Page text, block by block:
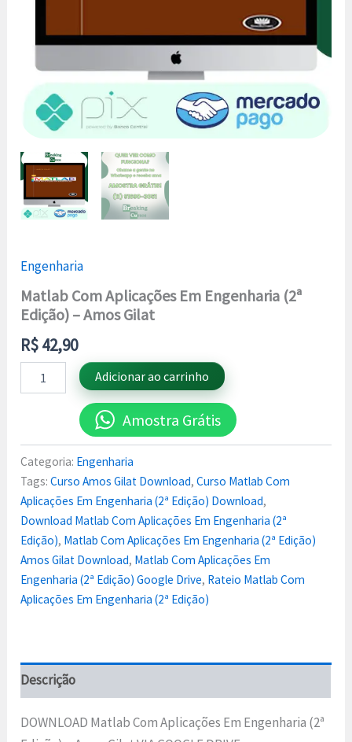
Engenharia
Matlab Com Aplicações Em Engenharia (2ª
Edição) – Amos Gilat
R$42,90
Adicionar ao carrinho
Amostra Grátis
Categoria: Engenharia
Tags:Curso Amos Gilat Download,Curso Matlab Com
Aplicações Em Engenharia (2ª Edição) Download,
Download Matlab Com Aplicações Em Engenharia (2ª
Edição), Matlab Com Aplicações Em Engenharia (2ª Edição)
Amos Gilat Download, Matlab Com Aplicações Em
Engenharia (2ª Edição) Google Drive, Rateio Matlab Com
Aplicações Em Engenharia (2ª Edição)
Descrição
DOWNLOAD Matlab Com Aplicações Em Engenharia (2ª